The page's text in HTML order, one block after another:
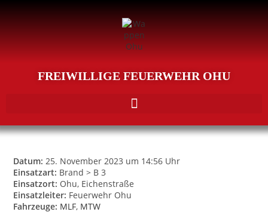
FREIWILLIGE FEUERWEHR OHU
Datum: 25. November 2023 um 14:56 Uhr
Einsatzart: Brand > B 3
Einsatzort: Ohu, Eichenstraße
Einsatzleiter: Feuerwehr Ohu
Fahrzeuge: MLF, MTW